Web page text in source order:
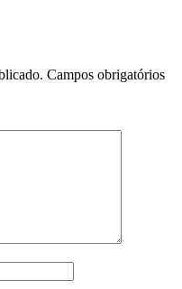
Campos obrigatórios